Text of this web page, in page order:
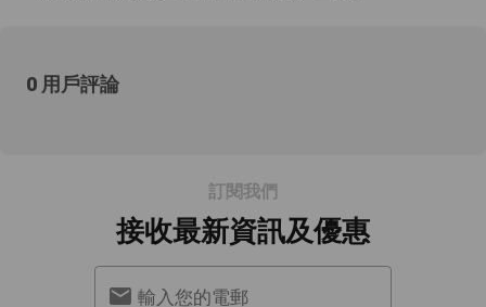
0 用戶評論
訂閱我們
接收最新資訊及優惠
輸入您的電郵